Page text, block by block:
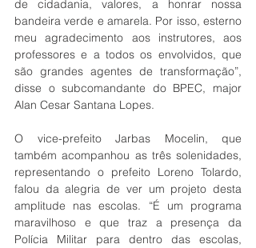
de cidadania, valores, a honrar nossa
bandeira verde e amarela. Por isso, esterno
meu agradecimento aos instrutores, aos
professores e a todos os envolvidos, que
são grandes agentes de transformação”,
disse o subcomandante do BPEC, major
Alan Cesar Santana Lopes.
O vice-prefeito Jarbas Mocelin, que
também acompanhou as três solenidades,
representando o prefeito Loreno Tolardo,
falou da alegria de ver um projeto desta
amplitude nas escolas. “É um programa
maravilhoso e que traz a presença da
Polícia Militar para dentro das escolas,